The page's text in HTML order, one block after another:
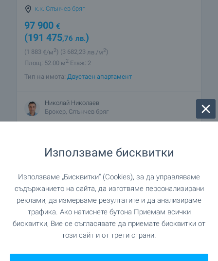
к.к. Слънчев бряг
97 900 €
(191 475,76 лв.)
(1 883 €/м2) (3 682,23 лв./м2)
Площ: 52.00 м2 Етаж: 2
Тип на имота: Двустаен апартамент
Николай Николаев
Брокер, Слънчев бряг
Използваме бисквитки
Използваме „Бисквитки“ (Cookies), за да управляваме
съдържанието на сайта, да изготвяме персонализирани
реклами, да измерваме резултатите и да анализираме
трафика. Ако натиснете бутона Приемам всички
бисквитки, Вие се съгласявате да приемате бисквитки от
този сайт и от трети страни.